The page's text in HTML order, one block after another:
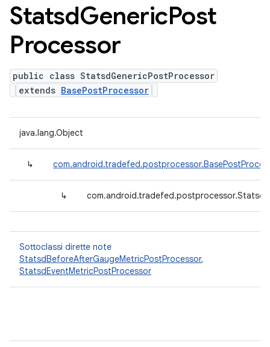
StatsdGenericPost
Processor
public class StatsdGenericPostProcessor
extends BasePostProcessor
java.lang.Object
↳
↳
Sottoclassi dirette note
StatsdBeforeAfterGaugeMetricPostProcessor,
StatsdEventMetricPostProcessor